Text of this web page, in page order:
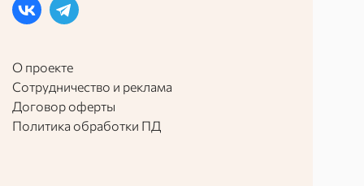
О проекте
Сотрудничество и реклама
Договор оферты
Политика обработки ПД